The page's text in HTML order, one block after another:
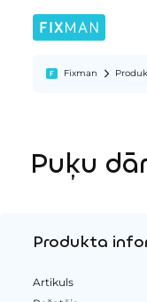
Fixman
Puķu
Produkta
Artikuls